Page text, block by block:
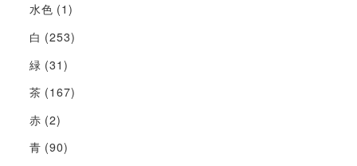
水色 (1)
白 (253)
緑 (31)
茶 (167)
赤 (2)
青 (90)